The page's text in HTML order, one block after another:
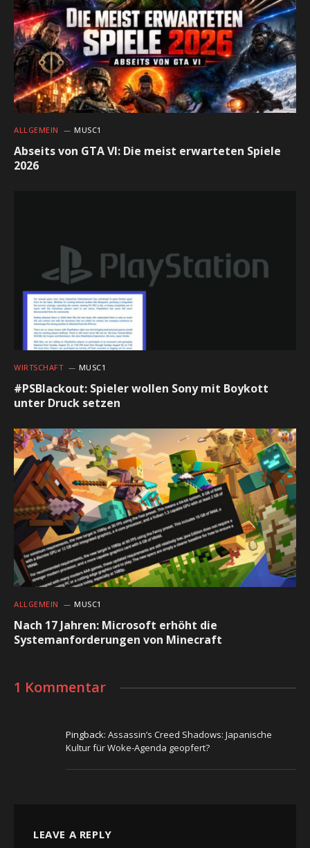
ALLGEMEIN MUSC1
Abseits von GTA VI: Die meist erwarteten Spiele
2026
WIRTSCHAFT MUSC1
#PSBlackout: Spieler wollen Sony mit Boykott
unter Druck setzen
ALLGEMEIN MUSC1
Nach 17 Jahren: Microsoft erhöht die
Systemanforderungen von Minecraft
1 Kommentar
Pingback: Assassin’s Creed Shadows: Japanische
Kultur für Woke-Agenda geopfert?
LEAVE A REPLY